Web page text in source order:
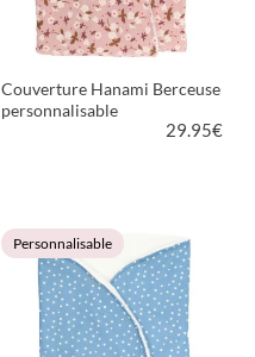
Couverture Hanami Berceuse
personnalisable
29.95€
VOIR LE PRODUIT
Personnalisable